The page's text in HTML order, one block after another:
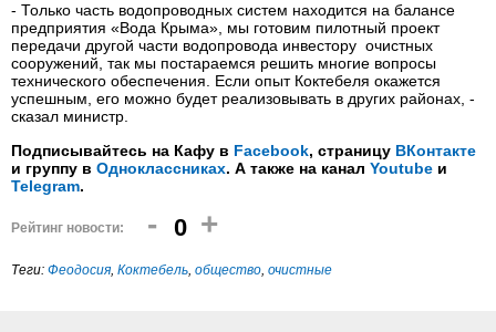
- Только часть водопроводных систем находится на балансе
предприятия «Вода Крыма», мы готовим пилотный проект
передачи другой части водопровода инвестору очистных
сооружений, так мы постараемся решить многие вопросы
технического обеспечения. Если опыт Коктебеля окажется
успешным, его можно будет реализовывать в других районах, -
сказал министр.
Подписывайтесь на Кафу в Facebook, страницу ВКонтакте
и группу в Одноклассниках. А также на канал Youtube и
Telegram.
Рейтинг новости: - 0 +
Теги: Феодосия, Коктебель, общество, очистные